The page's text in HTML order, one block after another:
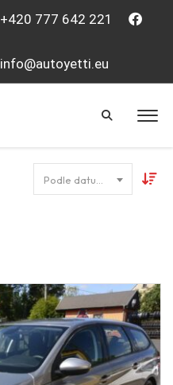
+420 777 642 221
info@autoyetti.eu